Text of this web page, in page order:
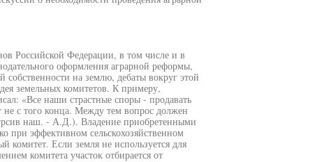
Российской Федерации, в том числе и в
оформления аграрной реформы,
на землю, дебаты вокруг этой
земельных комитетов. К примеру,
«Все наши страстные споры - продавать
не с того конца. Между тем вопрос должен
наш. - А.Д.). Владение приобретенными
при эффективном сельскохозяйственном
комитет. Если земля не используется для
комитета участок отбирается от